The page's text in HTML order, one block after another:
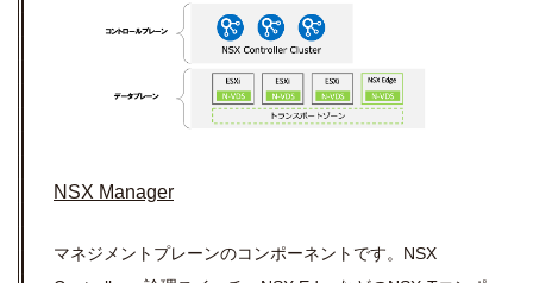
NSX Manager
マネジメントプレーンのコンポーネントです。NSX